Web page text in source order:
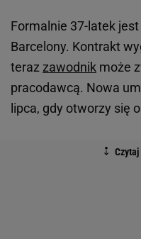
Formalnie 37-latek
Barcelony. Kontrakt
terazzawodnik może
pracodawcą. Nowa
lipca, gdy otworzy się